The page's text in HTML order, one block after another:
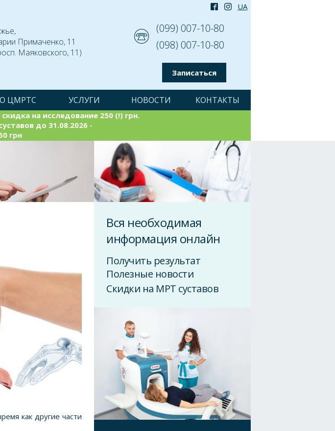
Примаченко, 11
Маяковского, 11)
(099) 007-10-80
(098) 007-10-80
Записаться
О ЦМРТС УСЛУГИ НОВОСТИ КОНТАКТЫ
на исследование 250 (!) грн.
до 31.08.2026 -
грн
как другие части
Вся необходимая
информация онлайн
Получить результат
Полезные новости
Скидки на МРТ суставов